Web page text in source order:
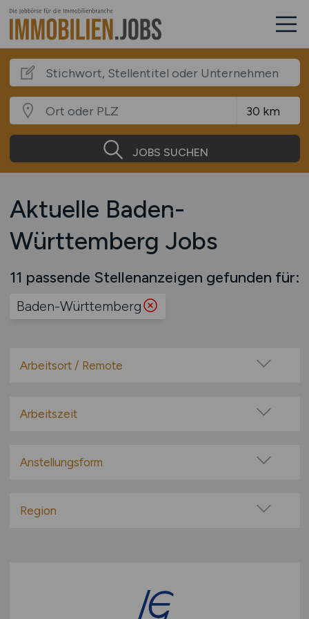
JOBS SUCHEN
Aktuelle Baden-
Württemberg Jobs
11 passende Stellenanzeigen gefunden für:
Baden-Württemberg
Arbeitsort / Remote
Home-Office möglich / Hybrid
Remote aus dem Ausland möglich
Arbeitszeit
Teilzeit
Anstellungsform
befristete Anstellung
Arbeitnehmerüberlassung
geringfügige Beschäftigung / Minijob
Region